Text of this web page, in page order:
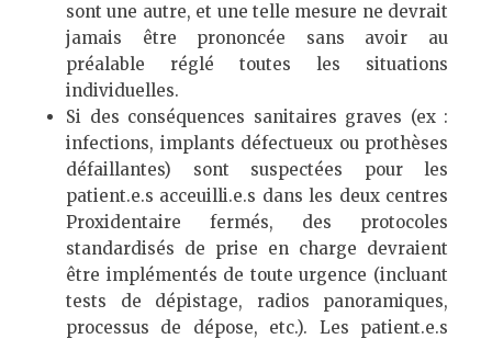
sont une autre, et une telle mesure ne devrait
jamais être prononcée sans avoir au
préalable réglé toutes les situations
individuelles.
Si des conséquences sanitaires graves (ex :
infections, implants défectueux ou prothèses
défaillantes) sont suspectées pour les
patient.e.s acceuilli.e.s dans les deux centres
Proxidentaire fermés, des protocoles
standardisés de prise en charge devraient
être implémentés de toute urgence (incluant
tests de dépistage, radios panoramiques,
processus de dépose, etc.). Les patient.e.s